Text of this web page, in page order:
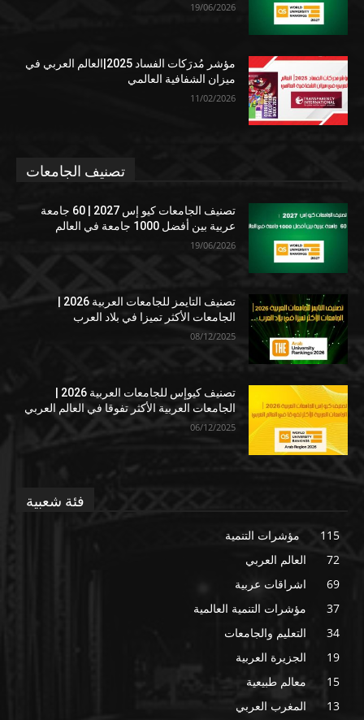
19/06/2026
مؤشر مُدرَكات الفساد 2025|العالم العربي في
ميزان الشفافية العالمي
11/02/2026
تصنيف الجامعات
تصنيف الجامعات كيو إس 2027 | 60 جامعة
عربية بين أفضل 1000 جامعة في العالم
19/06/2026
الجامعات الأكثر تميزا في بلاد العرب
08/12/2025
الجامعات العربية الأكثر تفوقا في العالم العربي
06/12/2025
فئة شعبية
مؤشرات التنمية
115
العالم العربي
72
اشراقات عربية
69
مؤشرات التنمية العالمية
37
التعليم والجامعات
34
الجزيرة العربية
19
معالم طبيعية
15
المغرب العربي
13